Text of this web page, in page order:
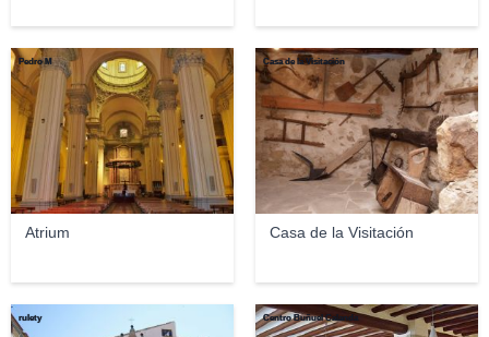
Atrium
Pedro M
Casa de la Visitación
Casa de la Visitación
rulety Centro Buñuel Calanda